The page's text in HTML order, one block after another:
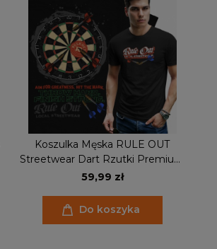
Koszulka Męska RULE OUT
Streetwear Dart Rzutki Premium
Bawełna Urban Styl
59,99 zł
Do koszyka